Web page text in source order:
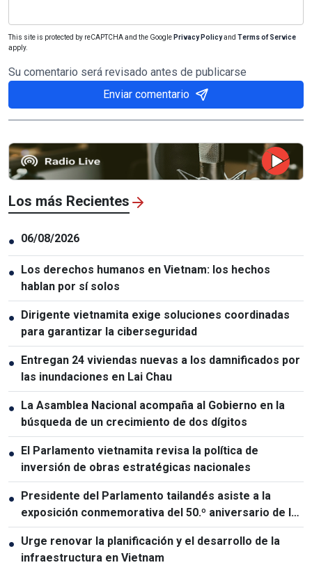
This site is protected by reCAPTCHA and the Google Privacy Policyand Terms of Service
apply.
Su comentario será revisado antes de publicarse
Enviar comentario
Los más Recientes
● 06/08/2026
● Los derechos humanos en Vietnam: los hechos
hablan por sí solos
● Dirigente vietnamita exige soluciones coordinadas
para garantizar la ciberseguridad
● Entregan 24 viviendas nuevas a los damnificados por
las inundaciones en Lai Chau
● La Asamblea Nacional acompaña al Gobierno en la
búsqueda de un crecimiento de dos dígitos
● El Parlamento vietnamita revisa la política de
inversión de obras estratégicas nacionales
● Presidente del Parlamento tailandés asiste a la
exposición conmemorativa del 50.º aniversario de las
relaciones Vietnam-Tailandia
● Urge renovar la planificación y el desarrollo de la
infraestructura en Vietnam